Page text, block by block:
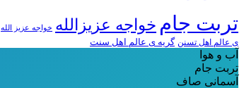
تربت جام خواجه عزیزالله خواجه عزیز الله
ی عالم اهل تسنن گریه ی عالم اهل سنت
آب و هوا
تربت جام
آسمانی صاف